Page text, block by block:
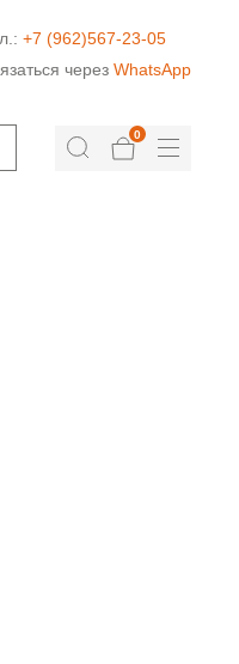
+7 (962)567-23-05
через WhatsApp
0